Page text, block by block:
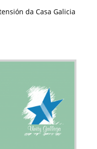
da Casa Galicia